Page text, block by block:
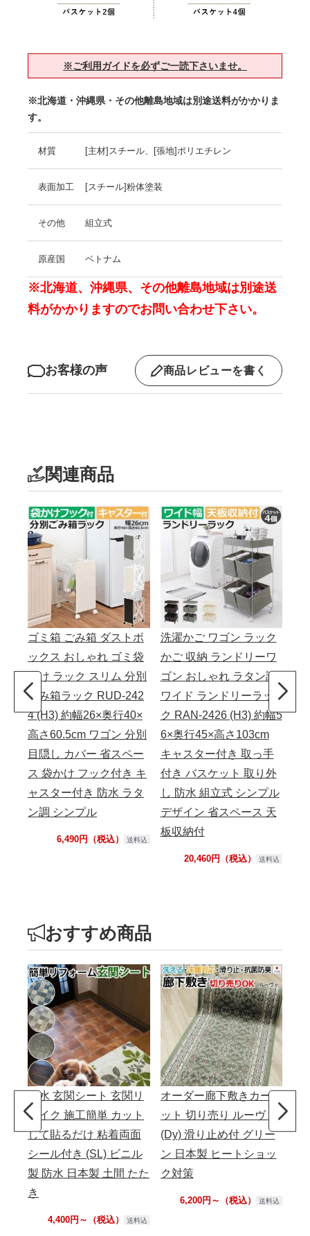
※ご利用ガイドを必ずご一読下さいませ。
※北海道・沖縄県・その他離島地域は別途送料がかかりま
す。
材質 [主材]スチール、[張地]ポリエチレン
表面加工 [スチール]粉体塗装
その他 組立式
原産国 ベトナム
※北海道、沖縄県、その他離島地域は別途送
料がかかりますのでお問い合わせ下さい。
お客様の声 商品レビューを書く
関連商品
ゴミ箱 ごみ箱 ダストボ
ックス おしゃれ ゴミ袋
掛け ラック スリム 分別
ごみ箱ラック RUD-242
4 (H3) 約幅26×奥行40×
高さ60.5cm ワゴン 分別
目隠し カバー 省スペー
ス 袋かけ フック付き キ
ャスター付き 防水 ラタ
ン調 シンプル
6,490円（税込） 送料込
洗濯かご ワゴン ラック
かご 収納 ランドリーワ
ゴン おしゃれ ラタン調
ワイド ランドリーラッ
ク RAN-2426 (H3) 約幅5
6×奥行45×高さ103cm
キャスター付き 取っ手
付き バスケット 取り外
し 防水 組立式 シンプル
デザイン 省スペース 天
板収納付
20,460円（税込） 送料込
おすすめ商品
撥水 玄関シート 玄関リ
メイク 施工簡単 カット
して貼るだけ 粘着両面
シール付き (SL) ビニル
製 防水 日本製 土間 たた
き
4,400円～（税込） 送料込
オーダー廊下敷きカーペ
ット 切り売り ルーヴァ
(Dy) 滑り止め付 グリー
ン 日本製 ヒートショッ
ク対策
6,200円～（税込） 送料込
レ